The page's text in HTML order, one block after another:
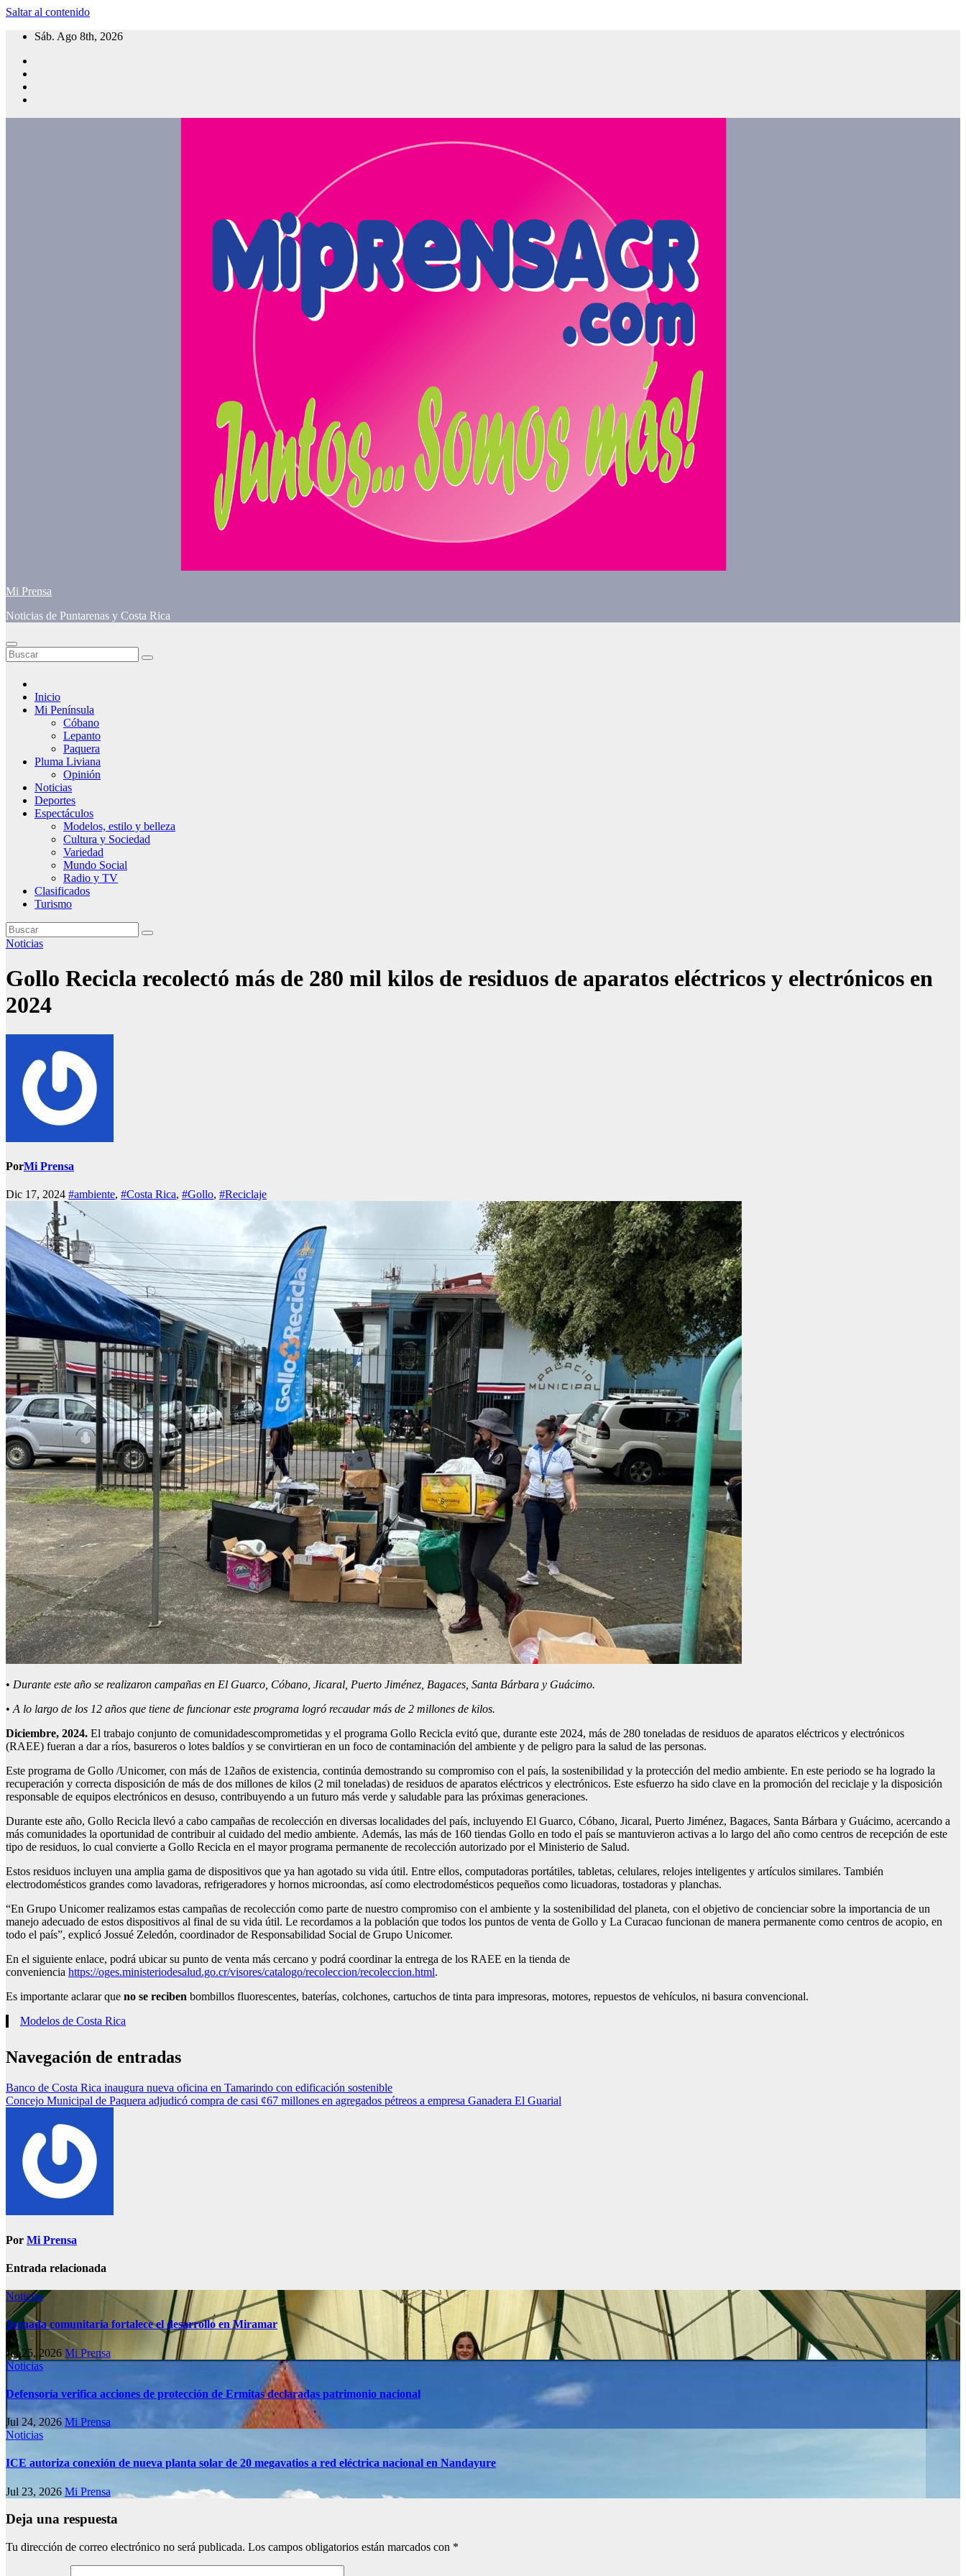
Saltar al contenido
Sáb. Ago 8th, 2026
Mi Prensa
Noticias de Puntarenas y Costa Rica
Inicio
Mi Península
Cóbano
Lepanto
Paquera
Pluma Liviana
Opinión
Noticias
Deportes
Espectáculos
Modelos, estilo y belleza
Cultura y Sociedad
Variedad
Mundo Social
Radio y TV
Clasificados
Turismo
Noticias
Gollo Recicla recolectó más de 280 mil kilos de residuos de aparatos eléctricos y electrónicos en
2024
PorMi Prensa
Dic 17, 2024 #ambiente, #Costa Rica, #Gollo, #Reciclaje
• Durante este año se realizaron campañas en El Guarco, Cóbano, Jicaral, Puerto Jiménez, Bagaces, Santa Bárbara y Guácimo.
•A lo largo de los 12 años que tiene de funcionar este programa logró recaudar más de 2 millones de kilos.
Diciembre, 2024. El trabajo conjunto de comunidadescomprometidas y el programa Gollo Recicla evitó que, durante este 2024, más de 280 toneladas de residuos de aparatos eléctricos y electrónicos
(RAEE) fueran a dar a ríos, basureros o lotes baldíos y se convirtieran en un foco de contaminación del ambiente y de peligro para la salud de las personas.
Este programa de Gollo /Unicomer, con más de 12años de existencia, continúa demostrando su compromiso con el país, la sostenibilidad y la protección del medio ambiente. En este periodo se ha logrado la
recuperación y correcta disposición de más de dos millones de kilos (2 mil toneladas) de residuos de aparatos eléctricos y electrónicos. Este esfuerzo ha sido clave en la promoción del reciclaje y la disposición
responsable de equipos electrónicos en desuso, contribuyendo a un futuro más verde y saludable para las próximas generaciones.
Durante este año, Gollo Recicla llevó a cabo campañas de recolección en diversas localidades del país, incluyendo El Guarco, Cóbano, Jicaral, Puerto Jiménez, Bagaces, Santa Bárbara y Guácimo, acercando a
más comunidades la oportunidad de contribuir al cuidado del medio ambiente. Además, las más de 160 tiendas Gollo en todo el país se mantuvieron activas a lo largo del año como centros de recepción de este
tipo de residuos, lo cual convierte a Gollo Recicla en el mayor programa permanente de recolección autorizado por el Ministerio de Salud.
Estos residuos incluyen una amplia gama de dispositivos que ya han agotado su vida útil. Entre ellos, computadoras portátiles, tabletas, celulares, relojes inteligentes y artículos similares. También
electrodomésticos grandes como lavadoras, refrigeradores y hornos microondas, así como electrodomésticos pequeños como licuadoras, tostadoras y planchas.
“En Grupo Unicomer realizamos estas campañas de recolección como parte de nuestro compromiso con el ambiente y la sostenibilidad del planeta, con el objetivo de concienciar sobre la importancia de un
manejo adecuado de estos dispositivos al final de su vida útil. Le recordamos a la población que todos los puntos de venta de Gollo y La Curacao funcionan de manera permanente como centros de acopio, en
todo el país”, explicó Jossué Zeledón, coordinador de Responsabilidad Social de Grupo Unicomer.
En el siguiente enlace, podrá ubicar su punto de venta más cercano y podrá coordinar la entrega de los RAEE en la tienda de
conveniencia https://oges.ministeriodesalud.go.cr/visores/catalogo/recoleccion/recoleccion.html.
Es importante aclarar que no se reciben bombillos fluorescentes, baterías, colchones, cartuchos de tinta para impresoras, motores, repuestos de vehículos, ni basura convencional.
Modelos de Costa Rica
Navegación de entradas
Banco de Costa Rica inaugura nueva oficina en Tamarindo con edificación sostenible
Concejo Municipal de Paquera adjudicó compra de casi ¢67 millones en agregados pétreos a empresa Ganadera El Guarial
Por Mi Prensa
Entrada relacionada
Noticias
Jornada comunitaria fortalece el desarrollo en Miramar
Jul 25, 2026 Mi Prensa
Noticias
Defensoría verifica acciones de protección de Ermitas declaradas patrimonio nacional
Jul 24, 2026 Mi Prensa
Noticias
ICE autoriza conexión de nueva planta solar de 20 megavatios a red eléctrica nacional en Nandayure
Jul 23, 2026 Mi Prensa
Deja una respuesta
Tu dirección de correo electrónico no será publicada. Los campos obligatorios están marcados con *